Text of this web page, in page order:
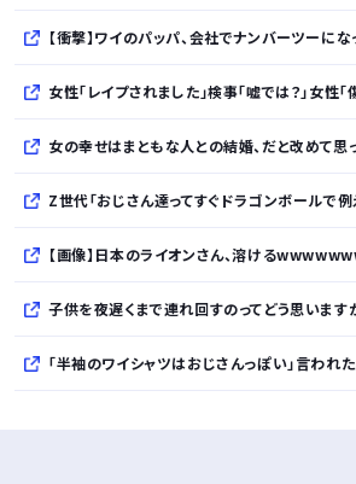
【衝撃】ワイのパッパ、会社でナンバーツーになっ
女性「レイプされました」検事「嘘では？」女性
女の幸せはまともな人との結婚、だと改めて思
Z世代「おじさん達ってすぐドラゴンボールで例えてくる
【画像】日本のライオンさん、溶ける
子供を夜遅くまで連れ回すのってどう思います
「半袖のワイシャツはおじさんっぽい」言われ